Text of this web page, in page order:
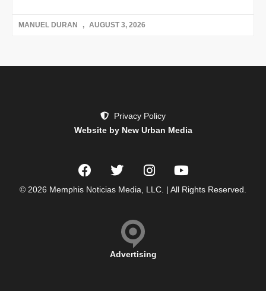
MANUEL DURAN AUGUST 3, 2026
Privacy Policy
Website by New Urban Media
© 2026 Memphis Noticias Media, LLC. | All Rights Reserved.
Advertising